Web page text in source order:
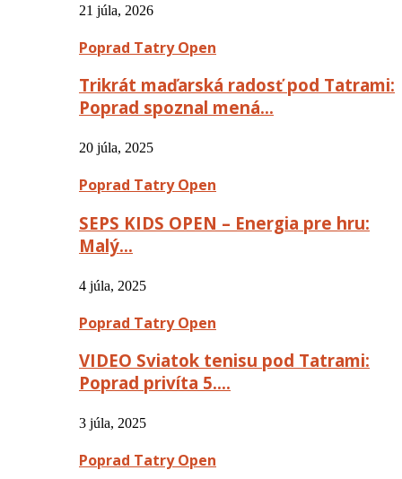
21 júla, 2026
Poprad Tatry Open
Trikrát maďarská radosť pod Tatrami:
Poprad spoznal mená…
20 júla, 2025
Poprad Tatry Open
SEPS KIDS OPEN – Energia pre hru:
Malý…
4 júla, 2025
Poprad Tatry Open
VIDEO Sviatok tenisu pod Tatrami:
Poprad privíta 5….
3 júla, 2025
Poprad Tatry Open